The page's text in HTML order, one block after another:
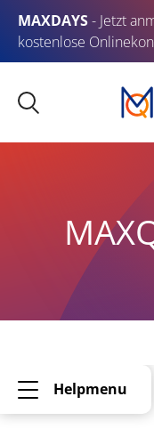
MAXDAYS- Jetzt
kostenlose
Helpmenu